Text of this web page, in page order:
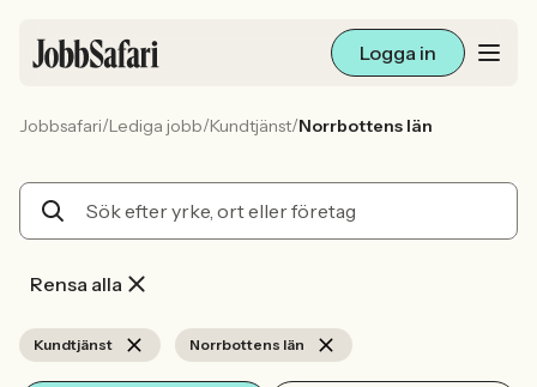
Logga in
Arbetsliv och karriär
Jobbsafari/Lediga jobb/Kundtjänst/Norrbottens län
Rensa alla
Kundtjänst Norrbottens län